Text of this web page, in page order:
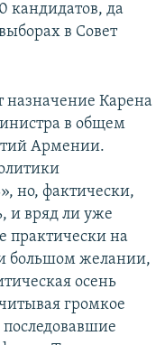
кандидатов, да
в Совет
назначение Карена
в общем
Армении.
но, фактически,
и вряд ли уже
практически на
большом желании,
осень
громкое